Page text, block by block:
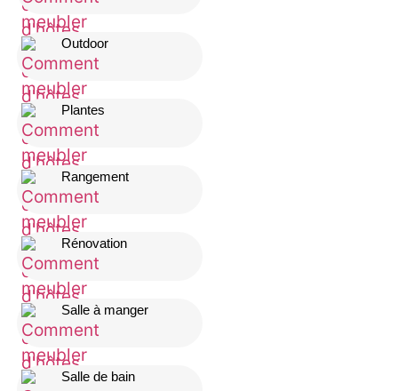
Outdoor
Plantes
Rangement
Rénovation
Salle à manger
Salle de bain